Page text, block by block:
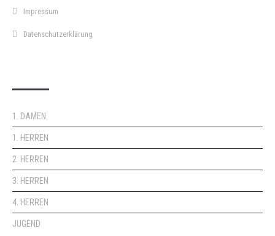
Impressum
Datenschutzerklärung
1. DAMEN
1. HERREN
2. HERREN
3. HERREN
4. HERREN
JUGEND